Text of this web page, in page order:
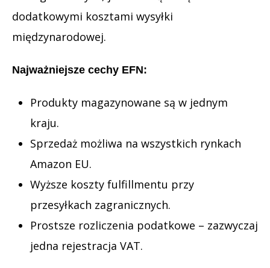
dodatkowymi kosztami wysyłki
międzynarodowej.
Najważniejsze cechy EFN:
Produkty magazynowane są w jednym
kraju.
Sprzedaż możliwa na wszystkich rynkach
Amazon EU.
Wyższe koszty fulfillmentu przy
przesyłkach zagranicznych.
Prostsze rozliczenia podatkowe – zazwyczaj
jedna rejestracja VAT.